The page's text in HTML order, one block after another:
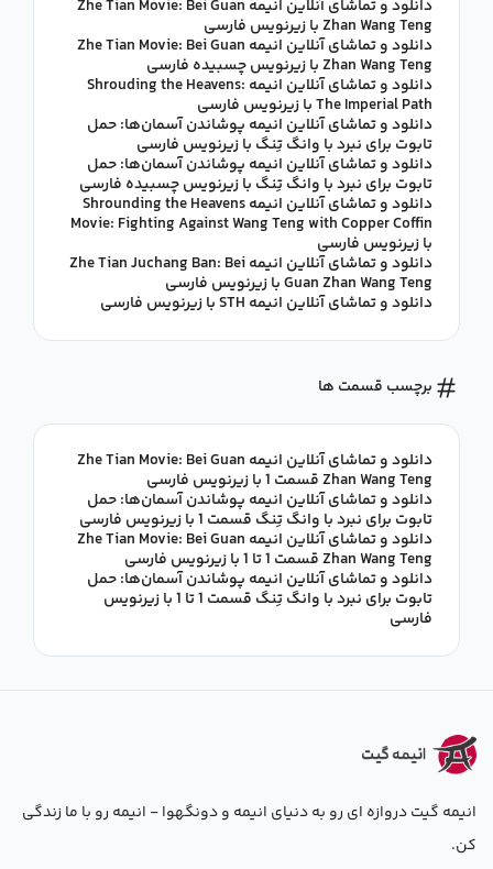
دانلود و تماشای آنلاین انیمه Zhe Tian Movie: Bei Guan
Zhan Wang Teng با زیرنویس فارسی
دانلود و تماشای آنلاین انیمه Zhe Tian Movie: Bei Guan
Zhan Wang Teng با زیرنویس چسبیده فارسی
دانلود و تماشای آنلاین انیمه Shrouding the Heavens:
The Imperial Path با زیرنویس فارسی
دانلود و تماشای آنلاین انیمه پوشاندن آسمان‌ها: حمل
تابوت برای نبرد با وانگ تِنگ با زیرنویس فارسی
دانلود و تماشای آنلاین انیمه پوشاندن آسمان‌ها: حمل
تابوت برای نبرد با وانگ تِنگ با زیرنویس چسبیده فارسی
دانلود و تماشای آنلاین انیمه Shrounding the Heavens
Movie: Fighting Against Wang Teng with Copper Coffin
با زیرنویس فارسی
دانلود و تماشای آنلاین انیمه Zhe Tian Juchang Ban: Bei
Guan Zhan Wang Teng با زیرنویس فارسی
دانلود و تماشای آنلاین انیمه STH با زیرنویس فارسی
برچسب قسمت ها
دانلود و تماشای آنلاین انیمه Zhe Tian Movie: Bei Guan
Zhan Wang Teng قسمت 1 با زیرنویس فارسی
دانلود و تماشای آنلاین انیمه پوشاندن آسمان‌ها: حمل
تابوت برای نبرد با وانگ تِنگ قسمت 1 با زیرنویس فارسی
دانلود و تماشای آنلاین انیمه Zhe Tian Movie: Bei Guan
Zhan Wang Teng قسمت 1 تا 1 با زیرنویس فارسی
دانلود و تماشای آنلاین انیمه پوشاندن آسمان‌ها: حمل
تابوت برای نبرد با وانگ تِنگ قسمت 1 تا 1 با زیرنویس
فارسی
انیمه گیت دروازه ای رو به دنیای انیمه و دونگهوا - انیمه رو با ما زندگی
کن.